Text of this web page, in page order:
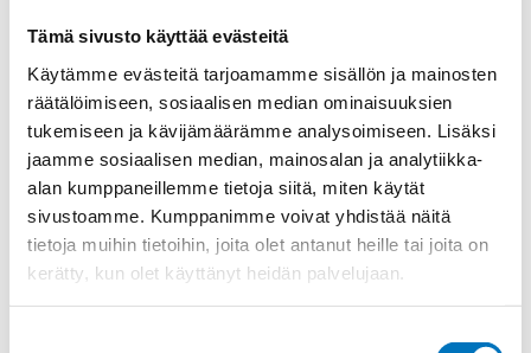
Tämä sivusto käyttää evästeitä
Käytämme evästeitä tarjoamamme sisällön ja mainosten
räätälöimiseen, sosiaalisen median ominaisuuksien
tukemiseen ja kävijämäärämme analysoimiseen. Lisäksi
jaamme sosiaalisen median, mainosalan ja analytiikka-
alan kumppaneillemme tietoja siitä, miten käytät
sivustoamme. Kumppanimme voivat yhdistää näitä
tietoja muihin tietoihin, joita olet antanut heille tai joita on
kerätty, kun olet käyttänyt heidän palvelujaan.
Ohjauskaapeli SIHF-JB 5G1,5
Ohjauskaapeli SIHF-JB 5G6